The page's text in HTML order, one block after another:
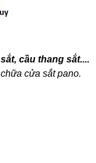
cầu thang sắt....
cửa sắt pano.